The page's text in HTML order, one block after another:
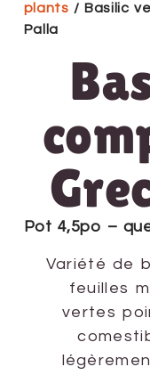
plants / Basilic
Palla
Pot 4,5po –
Variété de
feuilles
vertes